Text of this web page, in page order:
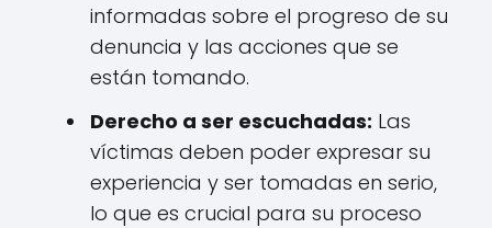
informadas sobre el progreso de su
denuncia y las acciones que se
están tomando.
Derecho a ser escuchadas: Las
víctimas deben poder expresar su
experiencia y ser tomadas en serio,
lo que es crucial para su proceso